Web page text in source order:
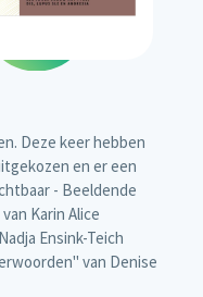
Deze keer hebben
en er een
- Beeldende
Karin Alice
Ensink-Teich
van Denise